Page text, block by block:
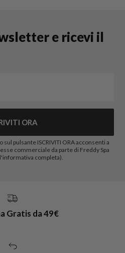
e ricevi il
ORA
pulsante ISCRIVITI ORA acconsenti a
commerciale da parte di Freddy Spa
completa).
Gratis da 49€